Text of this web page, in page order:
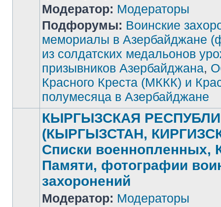
Нет
сообщений
Модератор: Модераторы
Подфорумы: Воинские
мемориалы в Азербайджане
из солдатских медальонов
призывников Азербайджана,
Красного Креста (МККК) и
полумесяца в Азербайджане
КЫРГЫЗСКАЯ
(КЫРГЫЗСТАН,
Списки военнопленных,
Памяти, фотографии
захоронений
Модератор: Модераторы